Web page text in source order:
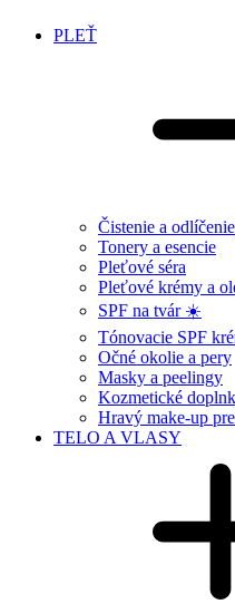
PLEŤ
Čistenie a
Tonery a esencie
Pleťové séra
Pleťové krémy a
SPF na tvár ☀️
Tónovacie SPF
Očné okolie a pery
Masky a peelingy
Kozmetické
Hravý make-up
TELO A VLASY